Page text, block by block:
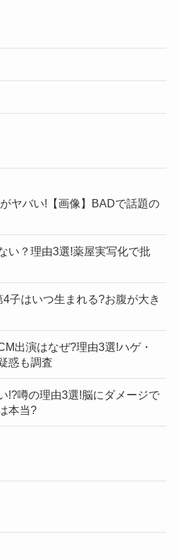
ヤバい!【画像】BADで話題の
い？理由3選!薬屋実写化で批
子はいつ生まれる?お腹が大き
出演はなぜ?理由3選!ハゲ・
惑も調査
!?噂の理由3選!脳にダメージで
本当?